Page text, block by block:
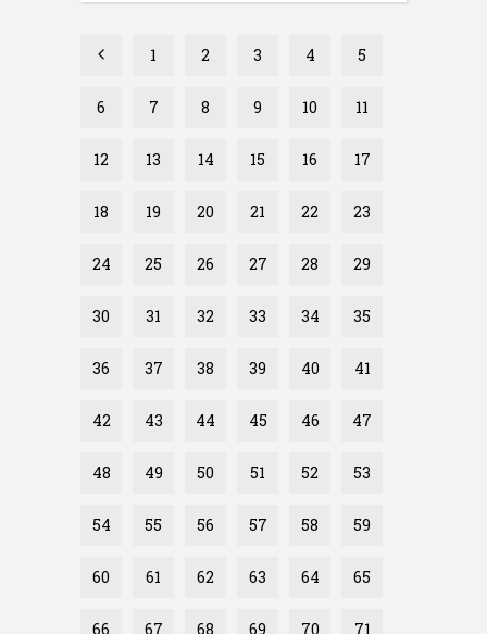
1 2 3 4 5
6 7 8 9 10 11
12 13 14 15 16 17
18 19 20 21 22 23
24 25 26 27 28 29
30 31 32 33 34 35
36 37 38 39 40 41
42 43 44 45 46 47
48 49 50 51 52 53
54 55 56 57 58 59
60 61 62 63 64 65
66 67 68 69 70 71